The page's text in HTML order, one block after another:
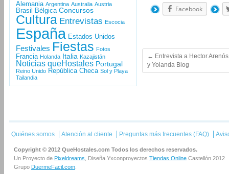
Facebook
← Entrevista a Hector
y Yolanda Blog
Alemania Argentina Australia Austria
Brasil Bélgica Concursos
Cultura Entrevistas Escocia
España Estados Unidos
Festivales Fiestas Fotos
Francia Holanda Italia Kazajistán
Noticias queHostales Portugal
Reino Unido República Checa Sol y Playa
Tailandia
Quiénes somos Atención al cliente Preguntas más frecuentes (FAQ)
Copyright © 2012 QueHostales.com Todos los derechos reservados.
Un Proyecto de Pixeldreams , Diseña Yxconproyectos Tiendas Online Castellón 2012
Grupo DuermeFacil.com